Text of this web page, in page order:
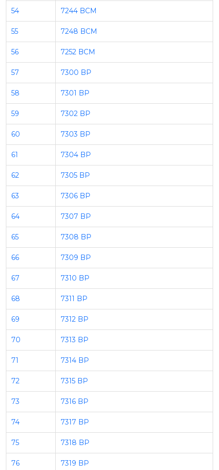
54 7244 BCM
55 7248 BCM
56 7252 BCM
57 7300 BP
58 7301 BP
59 7302 BP
60 7303 BP
61 7304 BP
62 7305 BP
63 7306 BP
64 7307 BP
65 7308 BP
66 7309 BP
67 7310 BP
68 7311 BP
69 7312 BP
70 7313 BP
71 7314 BP
72 7315 BP
73 7316 BP
74 7317 BP
75 7318 BP
76 7319 BP